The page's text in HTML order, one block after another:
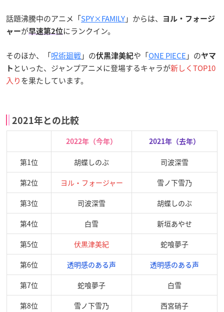
話題沸騰中のアニメ「SPY×FAMILY」からは、
ヨル・フォージ
ャーが早速第2位にランクイン。
そのほか、「呪術廻戦」の伏黒津美紀や「ONE PIECE 」のヤマ
ト といった、ジャンプアニメに登場するキャラが新しくTOP10
入りを果たしています。
2021年との比較
2022年（今年） 2021年（去年）
第1位 胡蝶しのぶ 司波深雪
第2位 ヨル・フォージャー 雪ノ下雪乃
第3位 司波深雪 胡蝶しのぶ
第4位 白雪 新垣あやせ
第5位 伏黒津美紀 蛇喰夢子
第6位 透明感のある声 透明感のある声
第7位 蛇喰夢子 白雪
第8位 雪ノ下雪乃 西宮硝子